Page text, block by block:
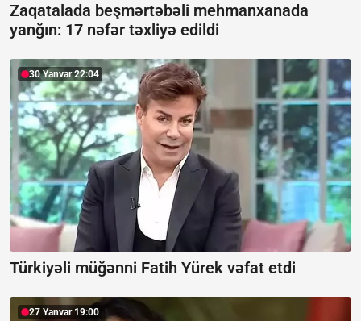
Zaqatalada beşmərtəbəli mehmanxanada
yanğın: 17 nəfər təxliyə edildi
30 Yanvar 22:04
Türkiyəli müğənni Fatih Yürek vəfat etdi
27 Yanvar 19:00